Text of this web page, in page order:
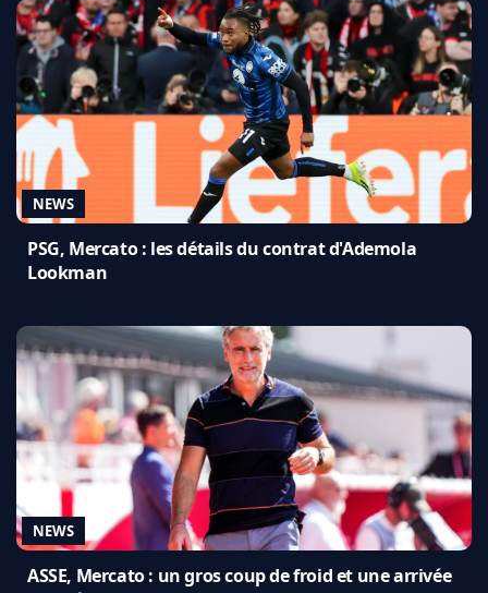
NEWS
PSG, Mercato : les détails du contrat d'Ademola
Lookman
NEWS
ASSE, Mercato : un gros coup de froid et une arrivée